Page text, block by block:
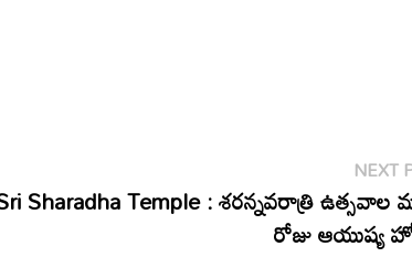
NEXT
Sharadha Temple : శరన్నవరాత్రి
రోజు ఆయుష్య